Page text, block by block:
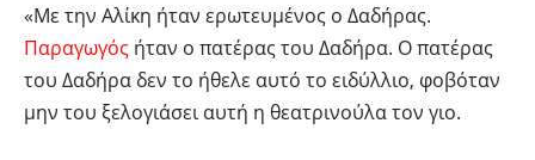
«Με την Αλίκη ήταν ερωτευμένος ο Δαδήρας.
Παραγωγός ήταν ο πατέρας του Δαδήρα. Ο πατέρας
του Δαδήρα δεν το ήθελε αυτό το ειδύλλιο, φοβόταν
μην του ξελογιάσει αυτή η θεατρινούλα τον γιο.